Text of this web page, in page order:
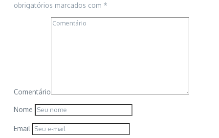
obrigatórios marcados com *
Comentário
Nome
Email